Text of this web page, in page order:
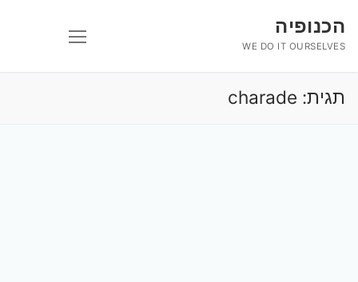
לתוכןהכנופיה
WE DO IT OURSELVES
תגית: charade